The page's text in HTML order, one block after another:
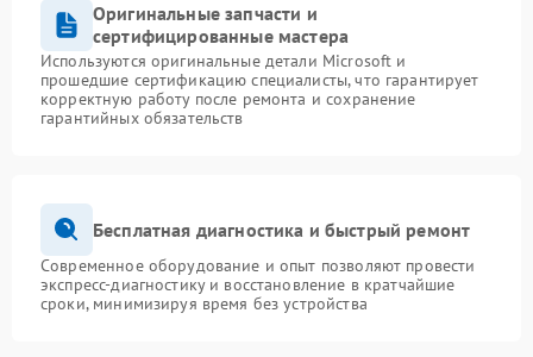
Оригинальные запчасти и
сертифицированные мастера
Используются оригинальные детали Microsoft и
прошедшие сертификацию специалисты, что гарантирует
корректную работу после ремонта и сохранение
гарантийных обязательств
Бесплатная диагностика и быстрый ремонт
Современное оборудование и опыт позволяют провести
экспресс-диагностику и восстановление в кратчайшие
сроки, минимизируя время без устройства